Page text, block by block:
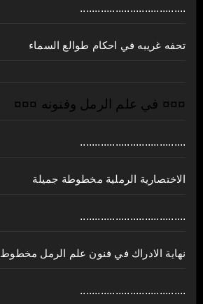
....................................
تحفه غريبه في احكام طوالع السماء
¤¤¤ في علم الرمل وفنونه ¤¤¤
....................................
الاختصارية الرملية مخطوطة جميلة
....................................
نهاية الادراك في فنون علم الرمل مخطوط
....................................